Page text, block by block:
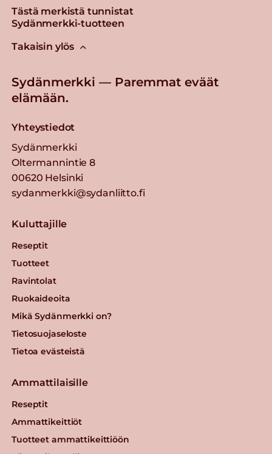
Tästä merkistä tunnistat
Sydänmerkki-tuotteen
Takaisin ylös
Sydänmerkki — Paremmat eväät
elämään.
Yhteystiedot
Sydänmerkki
Oltermannintie 8
00620 Helsinki
sydanmerkki@sydanliitto.fi
Kuluttajille
Reseptit
Tuotteet
Ravintolat
Ruokaideoita
Mikä Sydänmerkki on?
Tietosuojaseloste
Tietoa evästeistä
Ammattilaisille
Reseptit
Ammattikeittiöt
Tuotteet ammattikeittiöön